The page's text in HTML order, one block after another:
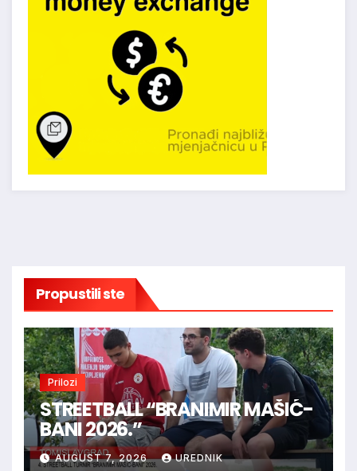
Propustili ste
Prilozi
STREETBALL “BRANIMIR MAŠIĆ-
BANI 2026.”
AUGUST 7, 2026 UREDNIK